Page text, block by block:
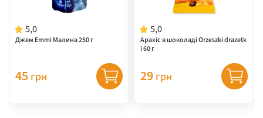
5,0
Джем Emmi Малина 250 г
45 грн
5,0
Арахіс в шоколаді Orzeszki drazetk
i 60 г
29 грн